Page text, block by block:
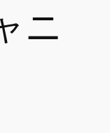
ニ